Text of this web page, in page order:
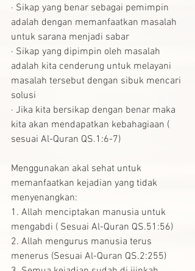
· Sikap yang benar sebagai pemimpin
adalah dengan memanfaatkan masalah
untuk sarana menjadi sabar
· Sikap yang dipimpin oleh masalah
adalah kita cenderung untuk melayani
masalah tersebut dengan sibuk mencari
solusi
· Jika kita bersikap dengan benar maka
kita akan mendapatkan kebahagiaan (
sesuai Al-Quran QS.1:6-7)
Menggunakan akal sehat untuk
memanfaatkan kejadian yang tidak
menyenangkan:
1. Allah menciptakan manusia untuk
mengabdi ( Sesuai Al-Quran QS.51:56)
2. Allah mengurus manusia terus
menerus (Sesuai Al-Quran QS.2:255)